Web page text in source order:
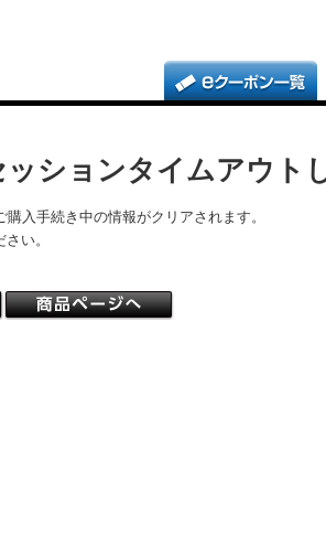
ションタイムアウト
入手続き中の情報がクリアされます。
い。